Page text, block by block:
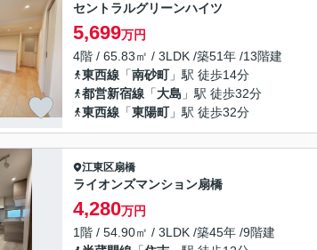
セントラルグリーンハイツ
5,699万円
4階 / 65.83㎡ / 3LDK /築51年 /13階建
東西線 「南砂町」駅 徒歩14分
都営新宿線 「大島 」駅 徒歩32分
東西線 「東陽町」駅 徒歩32分
江東区扇橋
ライオンズマンション扇橋
4,280万円
1階 / 54.90㎡ / 3LDK /築45年 /9階建